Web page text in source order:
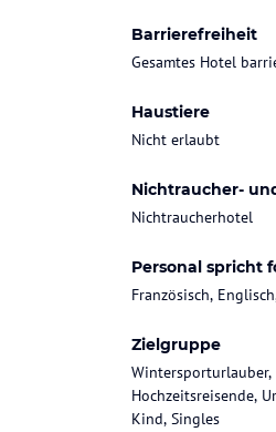
Barrierefreiheit
Gesamtes Hotel
Haustiere
Nicht erlaubt
Nichtraucher-
Nichtraucherhotel
Personal spricht
Französisch,
Zielgruppe
Wintersporturlauber,
Hochzeitsreisende,
Kind, Singles